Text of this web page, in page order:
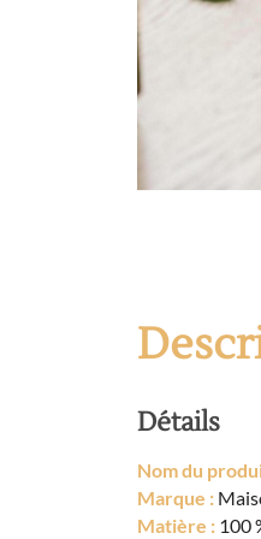
Détails
Nom du
Marque :
Matière : 100